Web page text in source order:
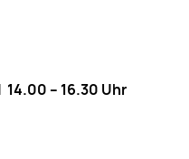
– 16.30 Uhr